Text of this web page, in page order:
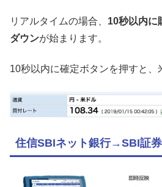
リアルタイムの場合、 10秒以内に
ダウンが始まります。
10秒以内に確定ボタンを押すと、
住信SBIネット銀行→SBI証